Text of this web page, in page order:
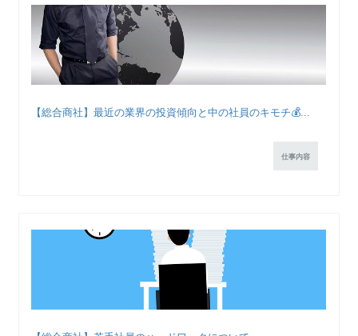
【総合商社】最近の業界の投資傾向と中の社員のキモチ💰...
仕事内容